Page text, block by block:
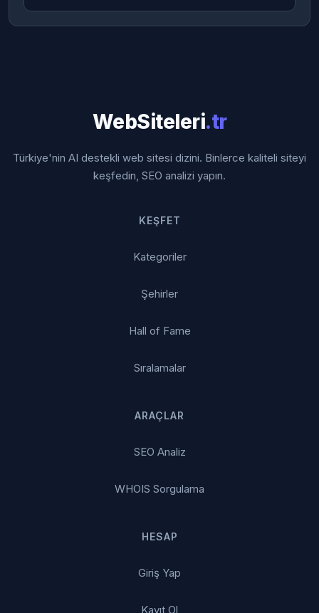
WebSiteleri.tr
Türkiye'nin AI destekli web sitesi dizini. Binlerce kaliteli siteyi
keşfedin, SEO analizi yapın.
KEŞFET
Kategoriler
Şehirler
Hall of Fame
Sıralamalar
ARAÇLAR
SEO Analiz
WHOIS Sorgulama
HESAP
Giriş Yap
Kayıt Ol